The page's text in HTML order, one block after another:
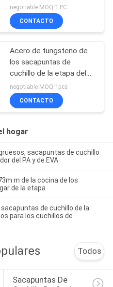
doble superior ajustable
negotiable MOQ:1 PC
CONTACTO
Acero de tungsteno de
los sacapuntas de
cuchillo de la etapa del
manual 2 y Cermaic que
afilan Roces
negotiable MOQ:1pcs
CONTACTO
hogar
sacapuntas de cuchillo
del PA y de EVA
m de la cocina de los
de la etapa
de cuchillo de la
para los cuchillos de
Todos
Sacapuntas De